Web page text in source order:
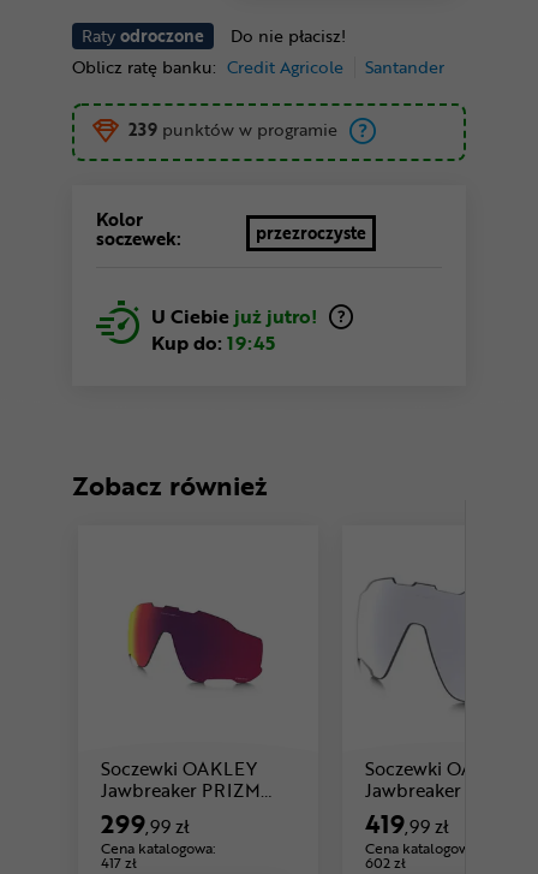
Ratyodroczone
Do nie płacisz!
Oblicz ratę banku: Credit Agricole Santander
239 punktów w programie
Kolor
soczewek: przezroczyste
U Ciebie już jutro!
Kup do: 19:45
Zobacz również
Soczewki OAKLEY
Jawbreaker PRIZM
Road
299,99 zł
Cena katalogowa:
417 zł
Soczewki OAKLEY
Jawbreaker PRIZM
Photochromic
419,99 zł
Cena katalogowa:
602 zł